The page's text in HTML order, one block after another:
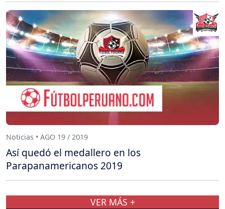
Noticias • AGO 19 / 2019
Así quedó el medallero en los
Parapanamericanos 2019
VER MÁS +